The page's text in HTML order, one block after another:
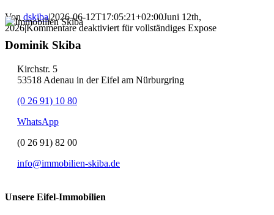
Von dskiba|2026-06-12T17:05:21+02:00Juni 12th,
2026|Kommentare deaktiviert für vollständiges Expose
Dominik Skiba
Kirchstr. 5
53518 Adenau in der Eifel am Nürburgring
(0 26 91) 10 80
WhatsApp
(0 26 91) 82 00
info@immobilien-skiba.de
Unsere Eifel-Immobilien